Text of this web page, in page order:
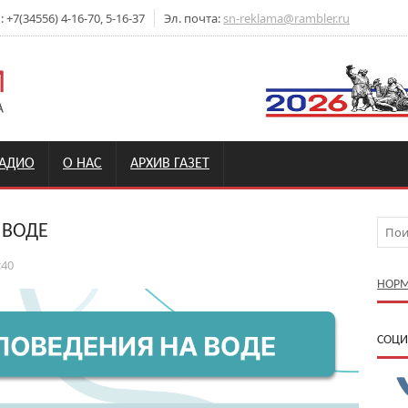
4-16-70, 5-16-37 Эл. почта: sn-reklama@rambler.ru
О НАС АРХИВ ГАЗЕТ